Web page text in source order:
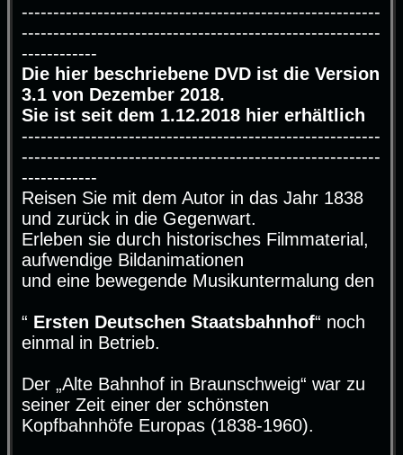
---------------------------------------------------------
---------------------------------------------------------
------------
Die hier beschriebene DVD ist die Version
3.1 von Dezember 2018.
Sie ist seit dem 1.12.2018 hier erhältlich
---------------------------------------------------------
---------------------------------------------------------
------------
Reisen Sie mit dem Autor in das Jahr 1838
und zurück in die Gegenwart.
Erleben sie durch historisches Filmmaterial,
aufwendige Bildanimationen
und eine bewegende Musikuntermalung den
“ Ersten Deutschen Staatsbahnhof“ noch
einmal in Betrieb.
Der „Alte Bahnhof in Braunschweig“ war zu
seiner Zeit einer der schönsten
Kopfbahnhöfe Europas (1838-1960).